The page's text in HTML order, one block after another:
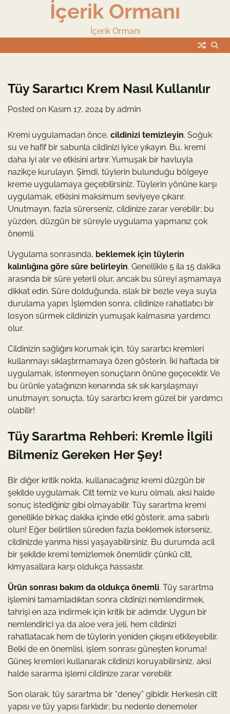
İçerik Ormanı
İçerik Ormanı
Tüy Sarartıcı Krem Nasıl Kullanılır
Posted on Kasım 17, 2024 by admin
Kremi uygulamadan önce, cildinizi temizleyin. Soğuk
su ve hafif bir sabunla cildinizi iyice yıkayın. Bu, kremi
daha iyi alır ve etkisini artırır. Yumuşak bir havluyla
nazikçe kurulayın. Şimdi, tüylerin bulunduğu bölgeye
kreme uygulamaya geçebilirsiniz. Tüylerin yönüne karşı
uygulamak, etkisini maksimum seviyeye çıkarır.
Unutmayın, fazla sürerseniz, cildinize zarar verebilir; bu
yüzden, düzgün bir süreyle uygulama yapmanız çok
önemli.
Uygulama sonrasında, beklemek için tüylerin
kalınlığına göre süre belirleyin. Genellikle 5 ila 15 dakika
arasında bir süre yeterli olur, ancak bu süreyi aşmamaya
dikkat edin. Süre dolduğunda, ıslak bir bezle veya suyla
durulama yapın. İşlemden sonra, cildinize rahatlatıcı bir
losyon sürmek cildinizin yumuşak kalmasına yardımcı
olur.
Cildinizin sağlığını korumak için, tüy sarartıcı kremleri
kullanmayı sıklaştırmamaya özen gösterin. İki haftada bir
uygulamak, istenmeyen sonuçların önüne geçecektir. Ve
bu ürünle yatağınızın kenarında sık sık karşılaşmayı
unutmayın; sonuçta, tüy sarartıcı krem güzel bir yardımcı
olabilir!
Tüy Sarartma Rehberi: Kremle İlgili
Bilmeniz Gereken Her Şey!
Bir diğer kritik nokta, kullanacağınız kremi düzgün bir
şekilde uygulamak. Cilt temiz ve kuru olmalı, aksi halde
sonuç istediğiniz gibi olmayabilir. Tüy sarartma kremi
genellikle birkaç dakika içinde etki gösterir, ama sabırlı
olun! Eğer belirtilen süreden fazla beklemek isterseniz,
cildinizde yanma hissi yaşayabilirsiniz. Bu durumda acil
bir şekilde kremi temizlemek önemlidir çünkü cilt,
kimyasallara karşı oldukça hassastır.
Ürün sonrası bakım da oldukça önemli. Tüy sarartma
işlemini tamamladıktan sonra cildinizi nemlendirmek,
tahrişi en aza indirmek için kritik bir adımdır. Uygun bir
nemlendirici ya da aloe vera jeli, hem cildinizi
rahatlatacak hem de tüylerin yeniden çıkışını etkileyebilir.
Belki de en önemlisi, işlem sonrası güneşten koruma!
Güneş kremleri kullanarak cildinizi koruyabilirsiniz, aksi
halde sararma işlemi cildinize zarar verebilir.
Son olarak, tüy sarartma bir “deney” gibidir. Herkesin cilt
yapısı ve tüy yapısı farklıdır; bu nedenle denemeler